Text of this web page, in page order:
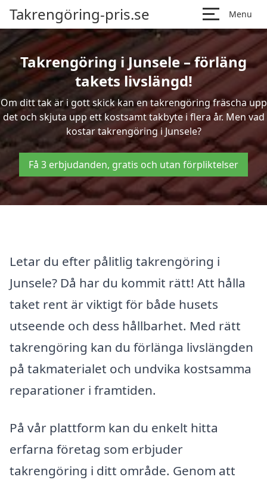
Takrengöring-pris.se Menu
Takrengöring i Junsele – förläng
takets livslängd!
Om ditt tak är i gott skick kan en takrengöring fräscha upp
det och skjuta upp ett kostsamt takbyte i flera år. Men vad
kostar takrengöring i Junsele?
Få 3 erbjudanden, gratis och utan förpliktelser
Letar du efter pålitlig takrengöring i
Junsele? Då har du kommit rätt! Att hålla
taket rent är viktigt för både husets
utseende och dess hållbarhet. Med rätt
takrengöring kan du förlänga livslängden
på takmaterialet och undvika kostsamma
reparationer i framtiden.
På vår plattform kan du enkelt hitta
erfarna företag som erbjuder
takrengöring i ditt område. Genom att